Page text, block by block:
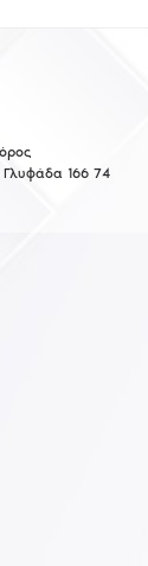
Γλυφάδα 166 74